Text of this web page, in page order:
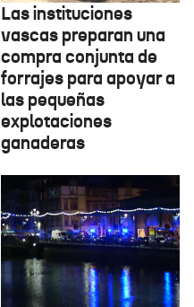
Las instituciones
vascas preparan una
compra conjunta de
forrajes para apoyar a
las pequeñas
explotaciones
ganaderas